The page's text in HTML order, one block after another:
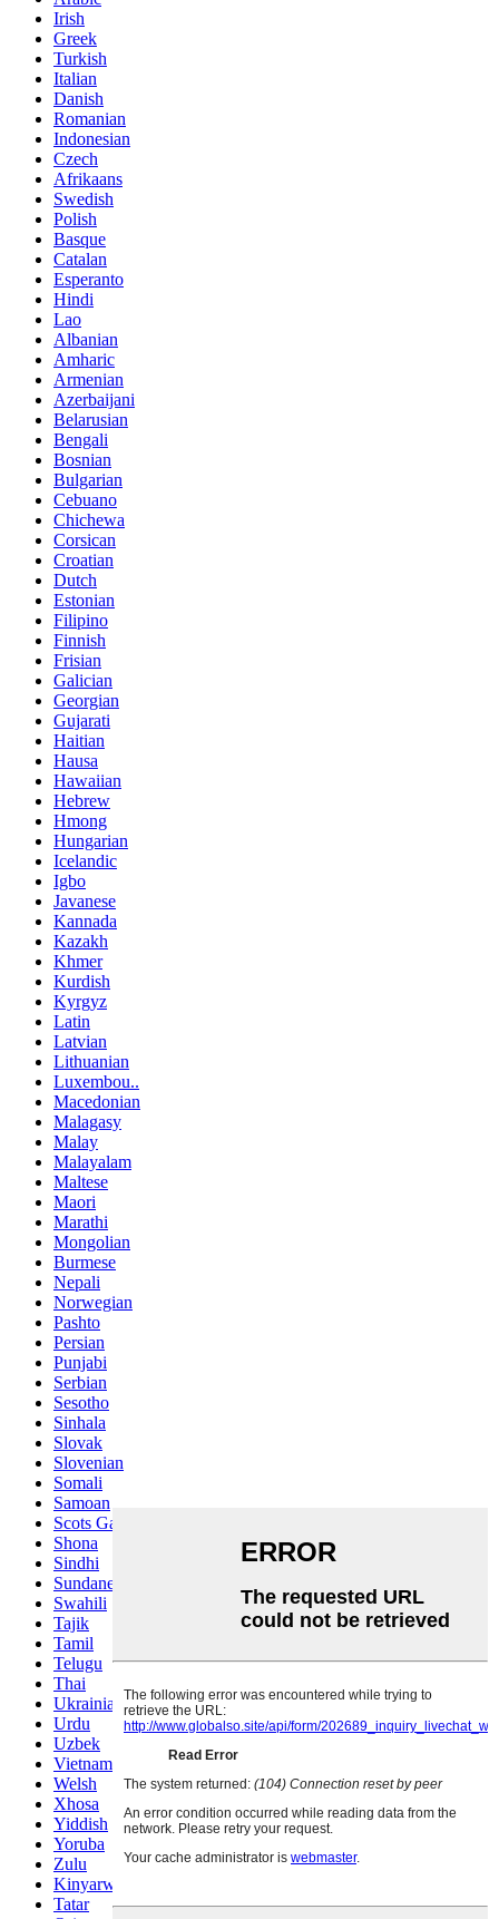
Irish
Greek
Turkish
Italian
Danish
Romanian
Indonesian
Czech
Afrikaans
Swedish
Polish
Basque
Catalan
Esperanto
Hindi
Lao
Albanian
Amharic
Armenian
Azerbaijani
Belarusian
Bengali
Bosnian
Bulgarian
Cebuano
Chichewa
Corsican
Croatian
Dutch
Estonian
Filipino
Finnish
Frisian
Galician
Georgian
Gujarati
Haitian
Hausa
Hawaiian
Hebrew
Hmong
Hungarian
Icelandic
Igbo
Javanese
Kannada
Kazakh
Khmer
Kurdish
Kyrgyz
Latin
Latvian
Lithuanian
Luxembou..
Macedonian
Malagasy
Malay
Malayalam
Maltese
Maori
Marathi
Mongolian
Burmese
Nepali
Norwegian
Pashto
Persian
Punjabi
Serbian
Sesotho
Sinhala
Slovak
Slovenian
Somali
Samoan
Scots Gaelic
Shona
Sindhi
Sundanese
Swahili
Tajik
Tamil
Telugu
Thai
Ukrainian
Urdu
Uzbek
Vietnamese
Welsh
Xhosa
Yiddish
Yoruba
Zulu
Kinyarwanda
Tatar